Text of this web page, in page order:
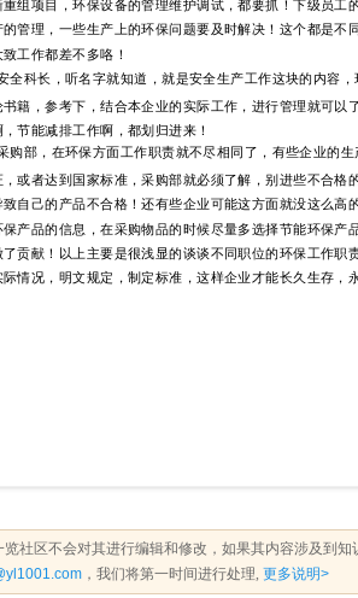
社区不会对其进行编辑和修改，如果其内容涉及到
，我们将第一时间进行处理, 更多说明>